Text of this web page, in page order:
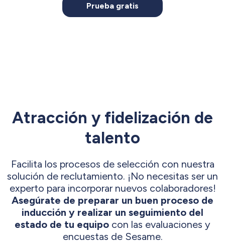
Prueba gratis
Atracción y fidelización de
talento
Facilita los procesos de selección con nuestra
solución de reclutamiento. ¡No necesitas ser un
experto para incorporar nuevos colaboradores!
Asegúrate de preparar un buen proceso de
inducción y realizar un seguimiento del
estado de tu equipo con las evaluaciones y
encuestas de Sesame.